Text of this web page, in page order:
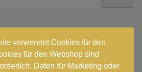
verwendet Cookies für den
für den Webshop sind
Daten für Marketing oder